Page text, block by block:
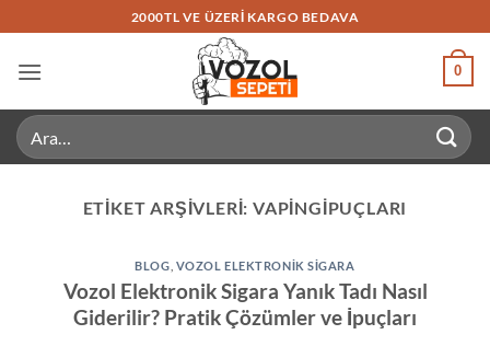
atla
2000TL VE ÜZERI KARGO BEDAVA
0
Ara:
ETIKET ARŞIVLERI:VAPINGİPUÇLARI
BLOG VOZOL ELEKTRONIK SIGARA
Vozol Elektronik Sigara Yanık Tadı Nasıl
Giderilir? Pratik Çözümler ve İpuçları